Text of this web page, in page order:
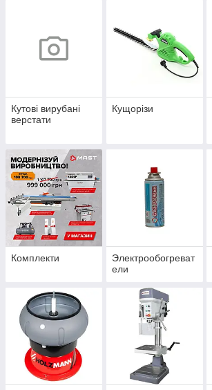
Кутові вирубані
верстати
Кущорізи
Комплекти
Электрообогреват
ели